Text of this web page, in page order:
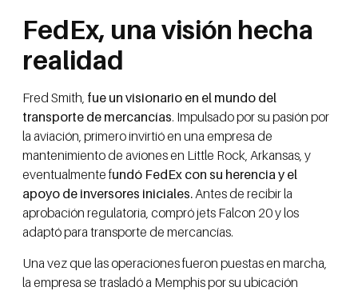
FedEx, una visión hecha
realidad
Fred Smith, fue un visionario en el mundo del
transporte de mercancías. Impulsado por su pasión por
la aviación, primero invirtió en una empresa de
mantenimiento de aviones en Little Rock, Arkansas, y
eventualmente fundó FedEx con su herencia y el
apoyo de inversores iniciales.Antes de recibir la
aprobación regulatoria, compró jets Falcon 20 y los
adaptó para transporte de mercancías.
Una vez que las operaciones fueron puestas en marcha,
la empresa se trasladó a Memphis por su ubicación